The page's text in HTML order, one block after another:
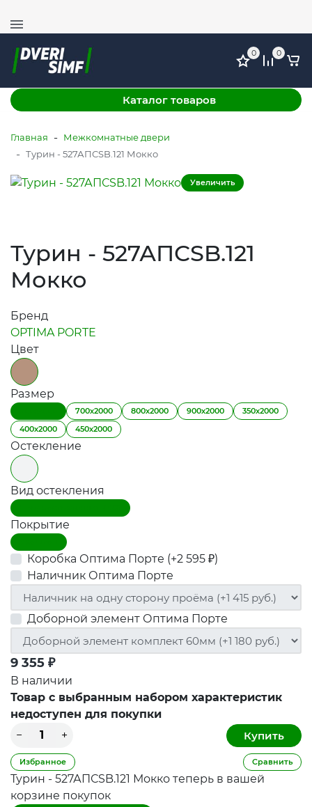
0 0
Каталог товаров
Главная - Межкомнатные двери
- Турин - 527АПСSB.121 Мокко
Увеличить
Турин - 527АПСSB.121
Мокко
Бренд
OPTIMA PORTE
Цвет
Размер
700х2000 800х2000 900х2000
350х2000
400х2000
450х2000
Остекление
Вид остекления
Покрытие
Коробка Оптима Порте (+2 595 ₽)
Наличник Оптима Порте
Доборной элемент Оптима Порте
9 355 ₽
В наличии
Товар с выбранным набором характеристик
недоступен для покупки
Избранное Сравнить
Турин - 527АПСSB.121 Мокко теперь в вашей
корзине покупок